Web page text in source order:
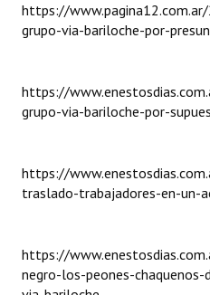
Bariloche, Municipio
REFORMA DE LA CARTA
https://
grupo-via-bariloche-por-
https://
grupo-via-bariloche-por-
https://
traslado-trabajadores-en-un-
https://
negro-los-peones-